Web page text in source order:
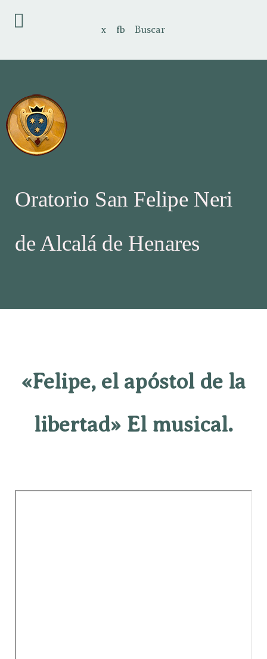
x fb Buscar
Oratorio San Felipe Neri
de Alcalá de Henares
«Felipe, el apóstol de la
libertad» El musical.